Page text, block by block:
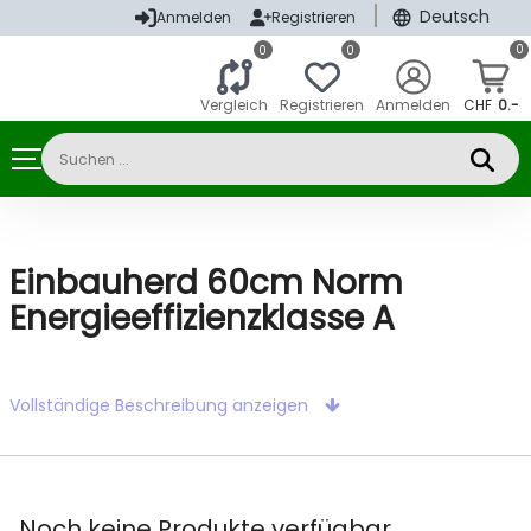
Anmelden Registrieren Deutsch
0
Vergleich
0
Registrieren Anmelden
0
CHF 0.-
Einbauherd 60cm Norm
Energieeffizienzklasse A
Vollständige Beschreibung anzeigen